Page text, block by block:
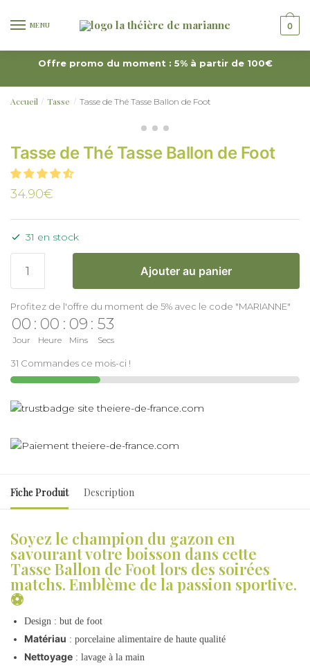
MENU 0
Offre promo du moment : 5% à partir de 100€
Accueil / Tasse / Tasse de Thé Tasse Ballon de Foot
Tasse de Thé Tasse Ballon de Foot
34.90€
31 en stock
Ajouter au panier
Profitez de l'offre du moment de 5% avec le code "MARIANNE"
00
Jour
: 00
Heure
: 09
Mins
: 53
Secs
31 Commandes ce mois-ci !
Fiche Produit Description
Soyez le champion du gazon en
savourant votre boisson dans cette
Tasse Ballon de Foot lors des soirées
matchs. Emblème de la passion sportive.
⚽
Design : but de foot
Matériau : porcelaine alimentaire de haute qualité
Nettoyage : lavage à la main